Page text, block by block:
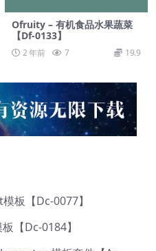
Ofruity – 有机食品水果蔬菜
【Df-0133】
2 年前 7 19.9
板【Dc-0077】
【Dc-0184】